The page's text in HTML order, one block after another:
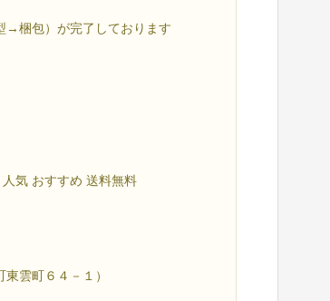
梱包）が完了しております
気 おすすめ 送料無料
雲町６４－１）